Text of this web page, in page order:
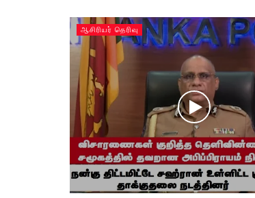
ஆசிரியர் தெரிவு